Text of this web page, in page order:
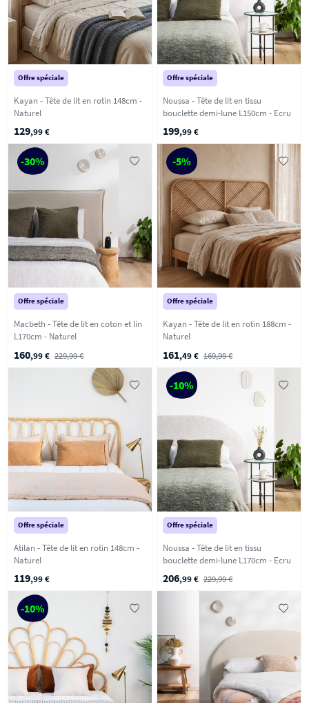
Offre spéciale
Kayan - Tête de lit en rotin 148cm -
Naturel
129,99 €
Offre spéciale
Noussa - Tête de lit en tissu
bouclette demi-lune L150cm - Ecru
199,99 €
-30%
Offre spéciale
Macbeth - Tête de lit en coton et lin
L170cm - Naturel
160,99 € 229,99 €
-5%
Offre spéciale
Kayan - Tête de lit en rotin 188cm -
Naturel
161,49 € 169,99 €
Offre spéciale
Atilan - Tête de lit en rotin 148cm -
Naturel
119,99 €
-10%
Offre spéciale
Noussa - Tête de lit en tissu
bouclette demi-lune L170cm - Ecru
206,99 € 229,99 €
-10%